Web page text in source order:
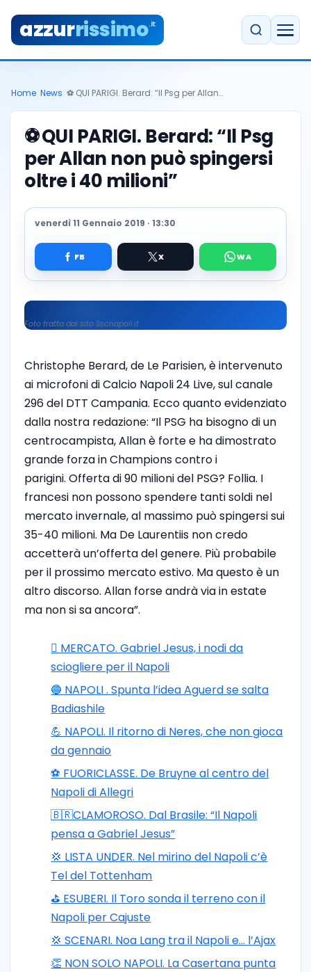
azzurrissimo.it
Home News ⚽️ QUI PARIGI. Berard: “Il Psg per Allan…
⚽️QUI PARIGI. Berard: “Il Psg
per Allan non può spingersi
oltre i 40 milioni”
venerdì 11 Gennaio 2019 · 13:30
Foto tratta dal sito Sscnapoli.it
Christophe Berard, de Le Parisien, è intervenuto
ai microfoni di Calcio Napoli 24 Live, sul canale
296 del DTT Campania. Ecco quanto evidenziato
dalla nostra redazione: “Il PSG ha bisogno di un
centrocampista, Allan è forte e ha dimostrato
grande forza in Champions contro i
parigini. Offerta di 90 milioni del PSG? Follia. I
francesi non possono spendere tanti soldi nel
mercato invernale, al massimo può spingersi sui
35-40 milioni. Ma De Laurentiis non credo
accetterà un’offerta del genere. Più probabile
per il prossimo mercato estivo. Ma questo è un
altro discorso. Allan forse andrà via in estate
ma non si sa ancora”.
🪎 MERCATO. Gabriel Jesus, i nodi da
sciogliere per il Napoli
🔵 NAPOLI . Spunta l’idea Aguerd se salta
Badiashile
💪 NAPOLI. Il ritorno di Neres, che non gioca
da gennaio
⚽️ FUORICLASSE. De Bruyne al centro del
Napoli di Allegri
🇧🇷CLAMOROSO. Dal Brasile: “Il Napoli
pensa a Gabriel Jesus”
💢 LISTA UNDER. Nel mirino del Napoli c’è
Tel del Tottenham
⛳ ESUBERI. Il Toro sonda il terreno con il
Napoli per Cajuste
💢 SCENARI. Noa Lang tra il Napoli e… l’Ajax
👏 NON SOLO NAPOLI. La Casertana punta